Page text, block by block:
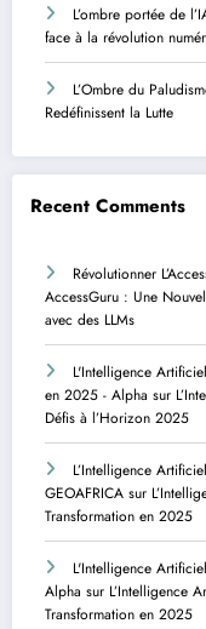
L’ombre portée de
face à la révolution
L’Ombre du
Redéfinissent la Lutte
Recent Comments
Révolutionner
AccessGuru : Une
avec des LLMs
L'Intelligence
en 2025 - Alpha sur
Défis à l’Horizon 2025
L’Intelligence
GEOAFRICA sur
Transformation en 2025
L'Intelligence
Alpha sur L’Intelligence
Transformation en 2025